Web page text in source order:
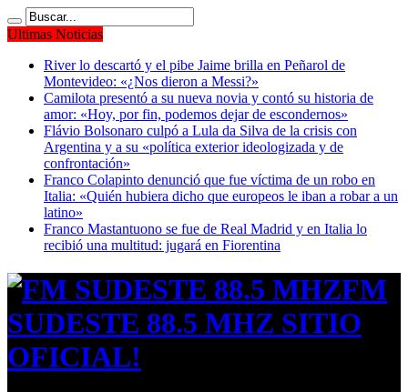
Ultimas Noticias
River lo descartó y el pibe Jaime brilla en Peñarol de
Montevideo: «¿Nos dieron a Messi?»
Camilota presentó a su nueva novia y contó su historia de
amor: «Hoy, por fin, podemos dejar de escondernos»
Flávio Bolsonaro culpó a Lula da Silva de la crisis con
Argentina y a su «política exterior ideologizada y de
confrontación»
Franco Colapinto denunció que fue víctima de un robo en
Italia: «Quién hubiera dicho que europeos le iban a robar a un
latino»
Franco Mastantuono se fue de Real Madrid y en Italia lo
recibió una multitud: jugará en Fiorentina
FM
SUDESTE 88.5 MHZ SITIO
OFICIAL!